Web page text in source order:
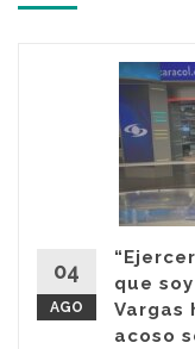
04
AGO
que
Vargas
acoso